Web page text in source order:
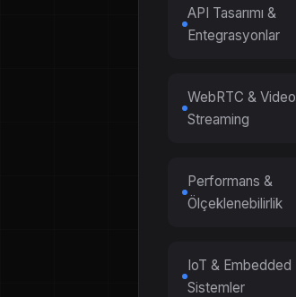
API Tasarımı &
Entegrasyonlar
WebRTC & Video
Streaming
Performans &
Ölçeklenebilirlik
IoT & Embedded
Sistemler